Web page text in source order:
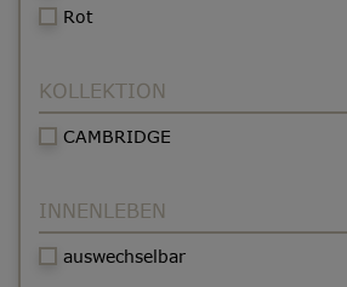
Rot
KOLLEKTION
CAMBRIDGE
INNENLEBEN
auswechselbar